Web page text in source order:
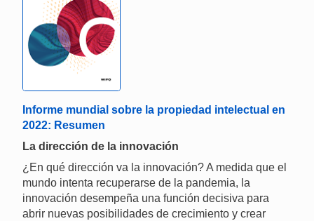
Informe mundial sobre la propiedad intelectual en
2022: Resumen
La dirección de la innovación
¿En qué dirección va la innovación? A medida que el
mundo intenta recuperarse de la pandemia, la
innovación desempeña una función decisiva para
abrir nuevas posibilidades de crecimiento y crear